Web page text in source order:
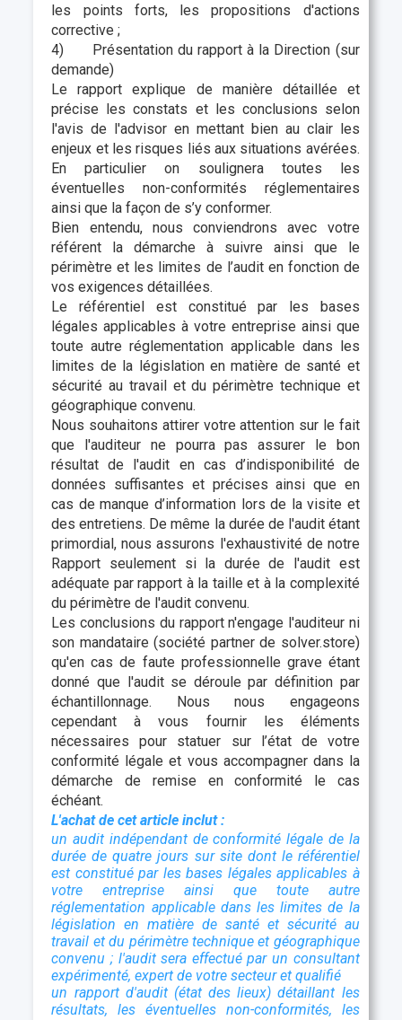
les points forts, les propositions d'actions
corrective ;
4) Présentation du rapport à la Direction (sur
demande)
Le rapport explique de manière détaillée et
précise les constats et les conclusions selon
l'avis de l'advisor en mettant bien au clair les
enjeux et les risques liés aux situations avérées.
En particulier on soulignera toutes les
éventuelles non-conformités réglementaires
ainsi que la façon de s’y conformer.
Bien entendu, nous conviendrons avec votre
référent la démarche à suivre ainsi que le
périmètre et les limites de l’audit en fonction de
vos exigences détaillées.
Le référentiel est constitué par les bases
légales applicables à votre entreprise ainsi que
toute autre réglementation applicable dans les
limites de la législation en matière de santé et
sécurité au travail et du périmètre technique et
géographique convenu.
Nous souhaitons attirer votre attention sur le fait
que l'auditeur ne pourra pas assurer le bon
résultat de l'audit en cas d’indisponibilité de
données suffisantes et précises ainsi que en
cas de manque d’information lors de la visite et
des entretiens. De même la durée de l'audit étant
primordial, nous assurons l'exhaustivité de notre
Rapport seulement si la durée de l'audit est
adéquate par rapport à la taille et à la complexité
du périmètre de l'audit convenu.
Les conclusions du rapport n'engage l'auditeur ni
son mandataire (société partner de solver.store)
qu'en cas de faute professionnelle grave étant
donné que l'audit se déroule par définition par
échantillonnage. Nous nous engageons
cependant à vous fournir les éléments
nécessaires pour statuer sur l’état de votre
conformité légale et vous accompagner dans la
démarche de remise en conformité le cas
échéant.
L'achat de cet article inclut :
un audit indépendant de conformité légale de la
durée de quatre jours sur site dont le référentiel
est constitué par les bases légales applicables à
votre entreprise ainsi que toute autre
réglementation applicable dans les limites de la
législation en matière de santé et sécurité au
travail et du périmètre technique et géographique
convenu ; l'audit sera effectué par un consultant
expérimenté, expert de votre secteur et qualifié
un rapport d'audit (état des lieux) détaillant les
résultats, les éventuelles non-conformités, les